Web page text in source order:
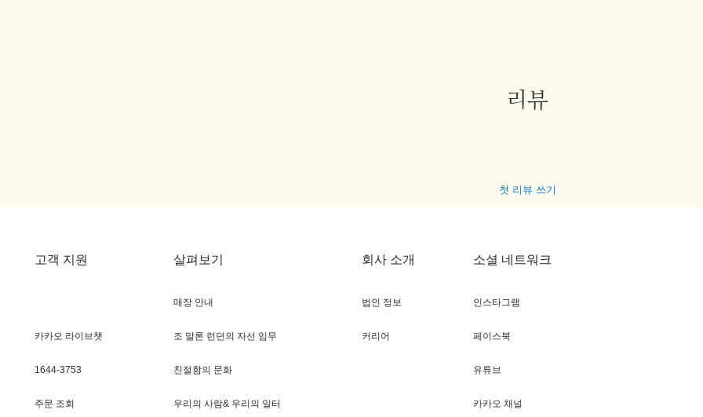
리뷰
첫 리뷰 쓰기
고객 지원
카카오 라이브챗
1644-3753
주문 조회
살펴보기
매장 안내
조 말론 런던의 자선 임무
친절함의 문화
우리의 사람& 우리의 일터
회사 소개
법인 정보
커리어
소셜 네트워크
인스타그램
페이스북
유튜브
카카오 채널